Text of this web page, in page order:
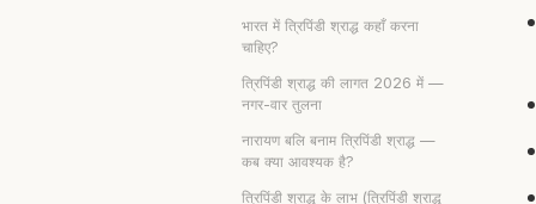
भारत में त्रिपिंडी श्राद्ध कहाँ करना
चाहिए?
त्रिपिंडी श्राद्ध की लागत 2026 में —
नगर-वार तुलना
नारायण बलि बनाम त्रिपिंडी श्राद्ध —
कब क्या आवश्यक है?
त्रिपिंडी श्राद्ध के लाभ (त्रिपिंडी श्राद्ध